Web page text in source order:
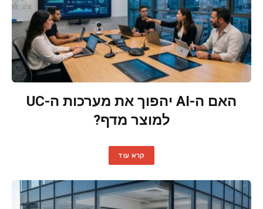
האם ה-AI יהפוך את מערכות ה-UC
למוצר מדף?
קרא עוד